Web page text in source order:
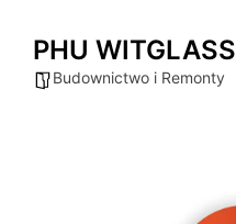
PHU WITGLASS
Budownictwo i Remonty